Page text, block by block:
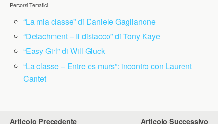
Percorsi Tematici
“La mia classe” di Daniele Gaglianone
“Detachment – Il distacco” di Tony Kaye
“Easy Girl” di Will Gluck
“La classe – Entre es murs”: incontro con Laurent
Cantet
Articolo Precedente Articolo Successivo